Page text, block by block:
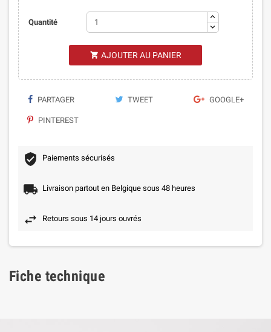
Quantité
 AJOUTER AU PANIER
PARTAGER TWEET GOOGLE+
PINTEREST
Paiements sécurisés
Livraison partout en Belgique sous 48 heures
Retours sous 14 jours ouvrés
Fiche technique